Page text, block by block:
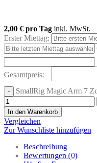
2,00 € pro Tag inkl. MwSt.
Erster Miettag:
Gesamtpreis:
SmallRig Magic Arm 7
In den Warenkorb
Vergleichen
Zur Wunschliste hinzufügen
Beschreibung
Bewertungen (0)